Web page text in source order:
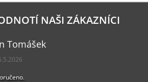
NAŠI ZÁKAZNÍCI
Tomášek
obchodu je 5 z 5 hvězdiček.